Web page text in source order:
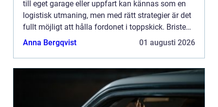
till eget garage eller uppfart kan kännas som en
logistisk utmaning, men med rätt strategier är det
fullt möjligt att hålla fordonet i toppskick. Bristen
p...
Anna Bergqvist 01 augusti 2026